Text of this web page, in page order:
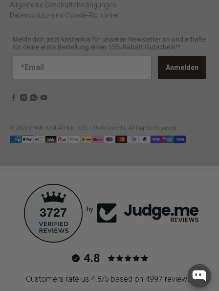
Allgemeine Geschäftsbedingungen
Datenschutz- und Cookie-Richtlinien
Melde dich jetzt kostenlos für unseren Newsletter an und erhalte
für deine erste Bestellung einen 15% Rabatt Gutschein!*
Anmelden
© 2026 PHANTOM ATHLETICS. | K670 GmbH | All Rights Reserved
3727 by
4.8
Customers rate us 4.8/5 based on 4997 reviews.